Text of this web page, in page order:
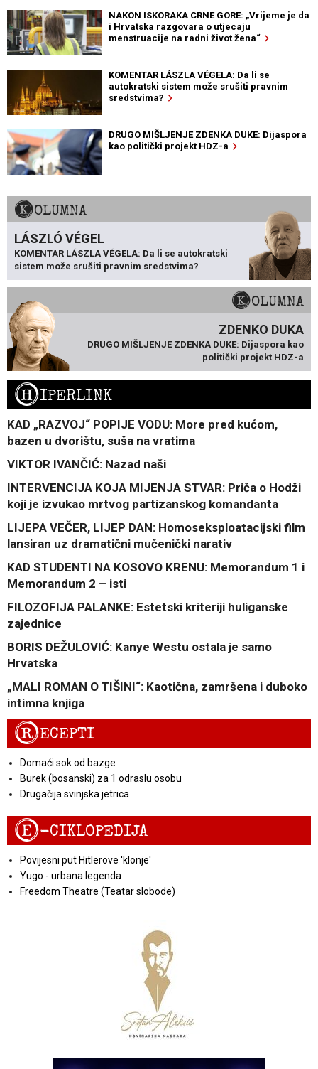
NAKON ISKORAKA CRNE GORE: „Vrijeme je da
i Hrvatska razgovara o utjecaju
menstruacije na radni život žena“
KOMENTAR LÁSZLA VÉGELA: Da li se
autokratski sistem može srušiti pravnim
sredstvima?
DRUGO MIŠLJENJE ZDENKA DUKE: Dijaspora
kao politički projekt HDZ-a
KOLUMNA
LÁSZLÓ VÉGEL
KOMENTAR LÁSZLA VÉGELA: Da li se autokratski
sistem može srušiti pravnim sredstvima?
KOLUMNA
ZDENKO DUKA
DRUGO MIŠLJENJE ZDENKA DUKE: Dijaspora kao
politički projekt HDZ-a
HIPERLINK
KAD „RAZVOJ“ POPIJE VODU: More pred kućom,
bazen u dvorištu, suša na vratima
VIKTOR IVANČIĆ: Nazad naši
INTERVENCIJA KOJA MIJENJA STVAR: Priča o Hodži
koji je izvukao mrtvog partizanskog komandanta
LIJEPA VEČER, LIJEP DAN: Homoseksploatacijski film
lansiran uz dramatični mučenički narativ
KAD STUDENTI NA KOSOVO KRENU: Memorandum 1 i
Memorandum 2 – isti
FILOZOFIJA PALANKE: Estetski kriteriji huliganske
zajednice
BORIS DEŽULOVIĆ: Kanye Westu ostala je samo
Hrvatska
„MALI ROMAN O TIŠINI“: Kaotična, zamršena i duboko
intimna knjiga
RECEPTI
Domaći sok od bazge
Burek (bosanski) za 1 odraslu osobu
Drugačija svinjska jetrica
E-CIKLOPEDIJA
Povijesni put Hitlerove 'klonje'
Yugo - urbana legenda
Freedom Theatre (Teatar slobode)